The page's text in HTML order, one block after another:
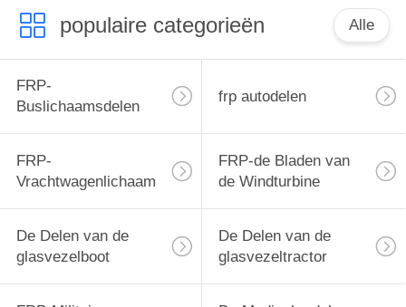
populaire categorieën Alle
FRP-
Buslichaamsdelen
frp autodelen
FRP-
Vrachtwagenlichaam
FRP-de Bladen van
de Windturbine
De Delen van de
glasvezelboot
De Delen van de
glasvezeltractor